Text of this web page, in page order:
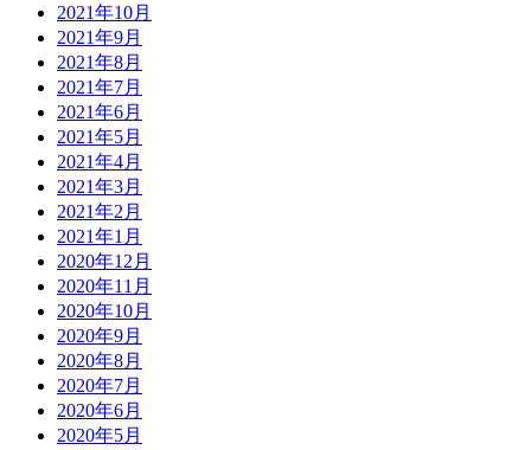
2021年10月
2021年9月
2021年8月
2021年7月
2021年6月
2021年5月
2021年4月
2021年3月
2021年2月
2021年1月
2020年12月
2020年11月
2020年10月
2020年9月
2020年8月
2020年7月
2020年6月
2020年5月